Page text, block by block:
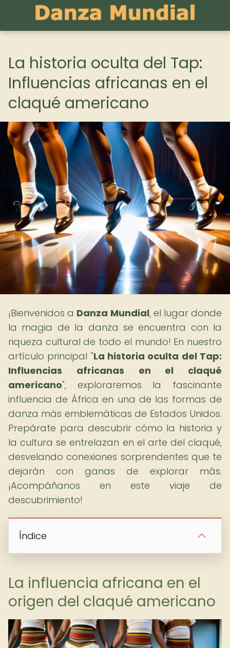
La historia oculta del Tap:
Influencias africanas en el
claqué americano
¡Bienvenidos a Danza Mundial, el lugar donde
la magia de la danza se encuentra con la
riqueza cultural de todo el mundo! En nuestro
artículo principal "La historia oculta del Tap:
Influencias africanas en el claqué
americano", exploraremos la fascinante
influencia de África en una de las formas de
danza más emblemáticas de Estados Unidos.
Prepárate para descubrir cómo la historia y
la cultura se entrelazan en el arte del claqué,
desvelando conexiones sorprendentes que te
dejarán con ganas de explorar más.
¡Acompáñanos en este viaje de
descubrimiento!
Índice
La influencia africana en el
origen del claqué americano